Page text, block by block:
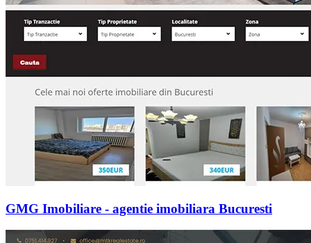
GMG Imobiliare - agentie imobiliara Bucuresti